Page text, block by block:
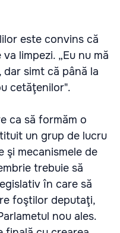
este convins că
limpezi. „Eu nu mă
dar simt că până la
cetăţenilor".
ca să formăm o
un grup de lucru
şi mecanismele de
trebuie să
în care să
foştilor deputaţi,
nou ales.